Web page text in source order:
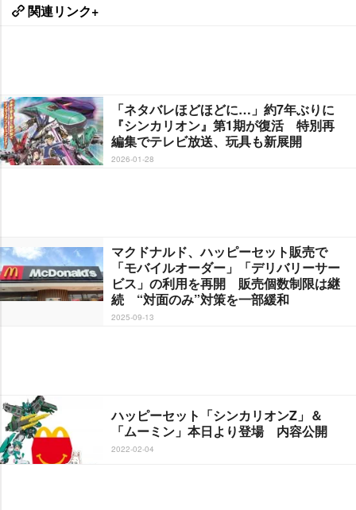
関連リンク+
「ネタバレほどほどに…」約7年ぶりに
『シンカリオン』第1期が復活 特別再
編集でテレビ放送、玩具も新展開
2026-01-28
マクドナルド、ハッピーセット販売で
「モバイルオーダー」「デリバリーサー
ビス」の利用を再開 販売個数制限は継
続 “対面のみ”対策を一部緩和
2025-09-13
ハッピーセット「シンカリオンZ」＆
「ムーミン」本日より登場 内容公開
2022-02-04